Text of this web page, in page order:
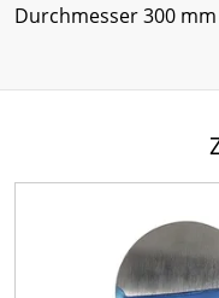
Durchmesser 300 mm